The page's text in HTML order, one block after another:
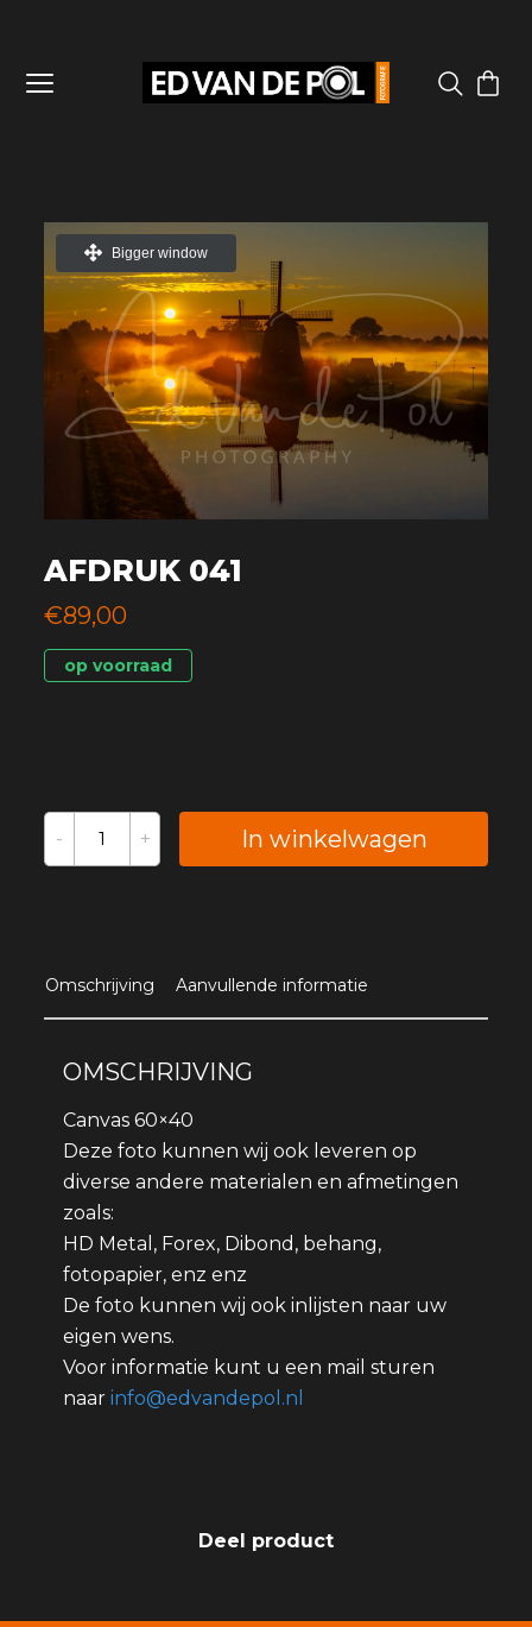
Bigger window
AFDRUK 041
€89,00
op voorraad
In winkelwagen
Omschrijving Aanvullende informatie
OMSCHRIJVING
Canvas 60×40
Deze foto kunnen wij ook leveren op
diverse andere materialen en afmetingen
zoals:
HD Metal, Forex, Dibond, behang,
fotopapier, enz enz
De foto kunnen wij ook inlijsten naar uw
eigen wens.
Voor informatie kunt u een mail sturen
naarinfo@edvandepol.nl
Deel product